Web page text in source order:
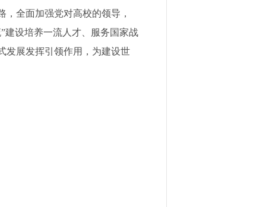
全面加强党对高校的领导，
建设培养一流人才、服务国家战
发展发挥引领作用，为建设世